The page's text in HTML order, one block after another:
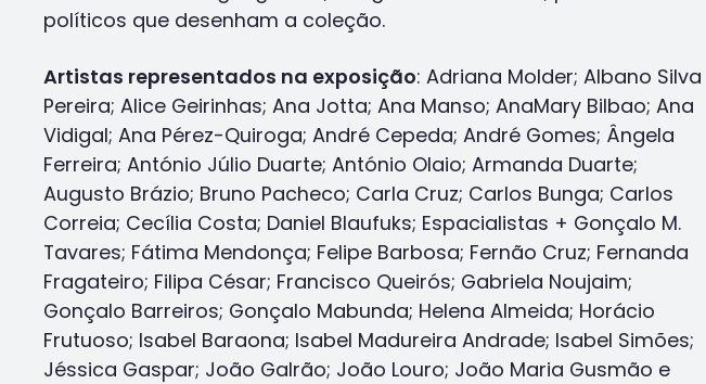
políticos que desenham a coleção.
Artistas representados na exposição: Adriana Molder; Albano Silva
Pereira; Alice Geirinhas; Ana Jotta; Ana Manso; AnaMary Bilbao; Ana
Vidigal; Ana Pérez-Quiroga; André Cepeda; André Gomes; Ângela
Ferreira; António Júlio Duarte; António Olaio; Armanda Duarte;
Augusto Brázio; Bruno Pacheco; Carla Cruz; Carlos Bunga; Carlos
Correia; Cecília Costa; Daniel Blaufuks; Espacialistas + Gonçalo M.
Tavares; Fátima Mendonça; Felipe Barbosa; Fernão Cruz; Fernanda
Fragateiro; Filipa César; Francisco Queirós; Gabriela Noujaim;
Gonçalo Barreiros; Gonçalo Mabunda; Helena Almeida; Horácio
Frutuoso; Isabel Baraona; Isabel Madureira Andrade; Isabel Simões;
Jéssica Gaspar; João Galrão; João Louro; João Maria Gusmão e